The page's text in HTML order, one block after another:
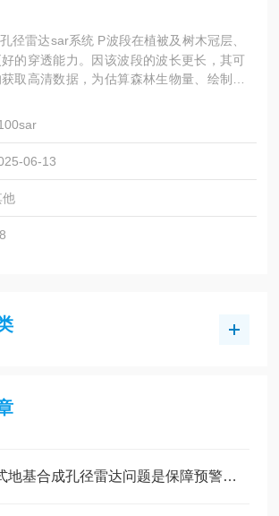
径雷达sar系统 P波段在植被及树木冠层、
的穿透能力。因该波段的波长更长，其可
取高清数据，为估算森林生物量、绘制森
的泄漏、灾情评估和救援决策等研究应
06-13
他
快速处置便携式地基合成孔径雷达问题是保障预警系统可靠运行的关键